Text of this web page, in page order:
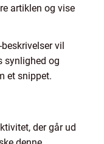
artiklen og vise
vil
synlighed og
et snippet.
der går ud